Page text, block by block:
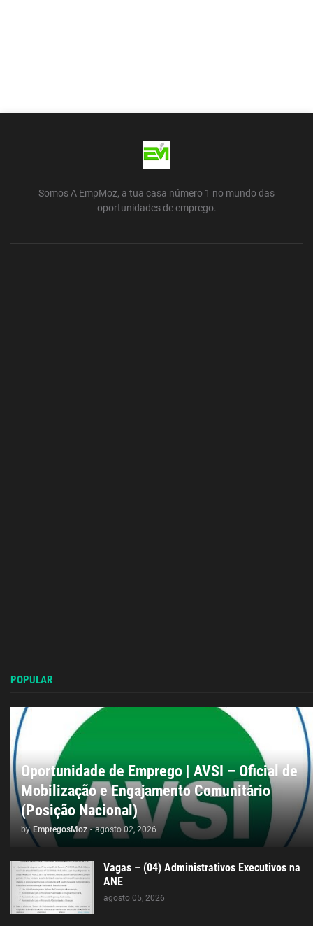
Somos A EmpMoz, a tua casa número 1 no mundo das
oportunidades de emprego.
POPULAR
Oportunidade de Emprego | AVSI – Oficial de
Mobilização e Engajamento Comunitário
(Posição Nacional)
by EmpregosMoz - agosto 02, 2026
Vagas – (04) Administrativos Executivos na
ANE
agosto 05, 2026